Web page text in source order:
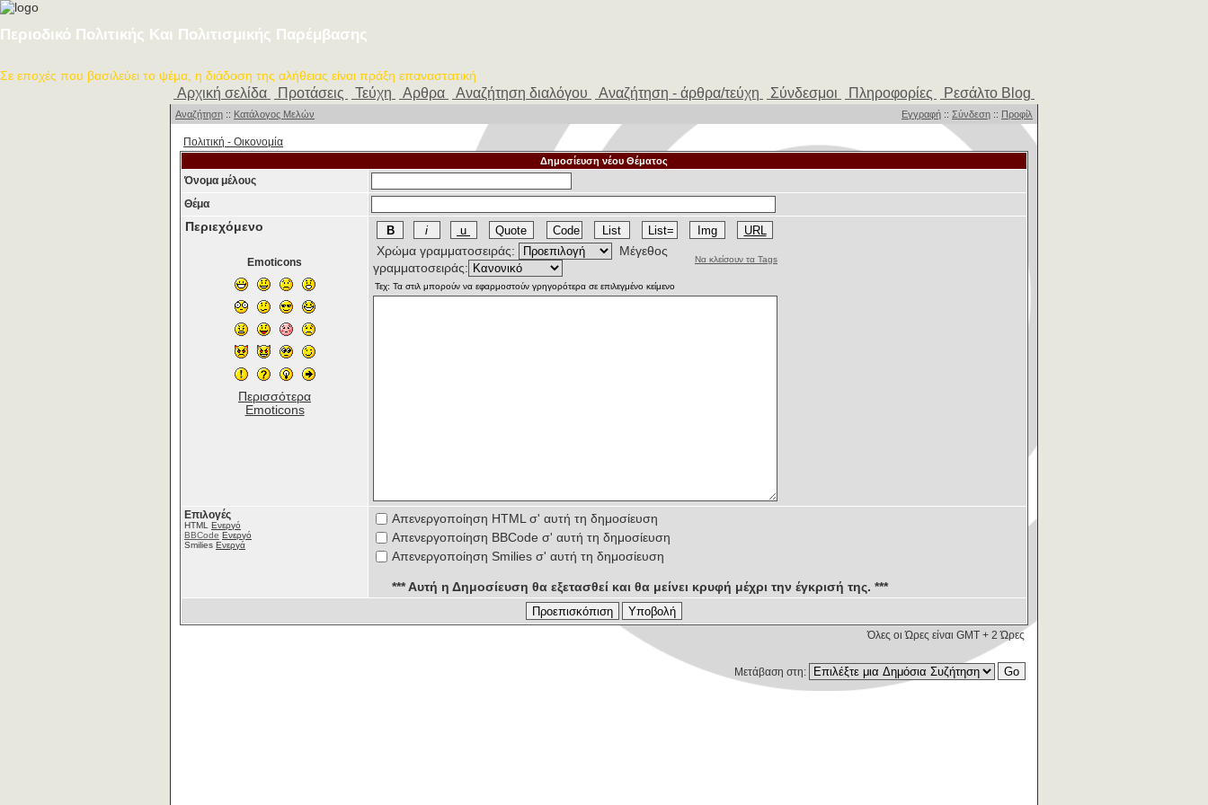
Περιοδικό Πολιτικής Και Πολιτισμικής Παρέμβασης
Σε εποχές που βασιλεύει το ψέμα, η διάδοση της αλήθειας είναι πράξη επαναστατική
Αρχική σελίδα Προτάσεις Τεύχη Αρθρα Αναζήτηση διαλόγου Αναζήτηση - άρθρα/τεύχη Σύνδεσμοι Πληροφορίες Ρεσάλτο Blog
Αναζήτηση :: Κατάλογος Μελών Εγγραφή :: Σύνδεση :: Προφίλ
Πολιτική - Oικονομία
Δημοσίευση νέου Θέματος
Όνομα μέλους
Θέμα
Περιεχόμενο
Emoticons
Περισσότερα
Emoticons
Χρώμα γραμματοσειράς:
Μέγεθος
γραμματοσειράς:
Να κλείσουν τα Tags
Επιλογές
HTML Ενεργό
BBCode Ενεργό
Smilies Ενεργά
Απενεργοποίηση HTML σ' αυτή τη δημοσίευση
Απενεργοποίηση BBCode σ' αυτή τη δημοσίευση
Απενεργοποίηση Smilies σ' αυτή τη δημοσίευση
*** Αυτή η Δημοσίευση θα εξετασθεί και θα μείνει κρυφή μέχρι την έγκρισή της. ***
Όλες οι Ώρες είναι GMT + 2 Ώρες
Μετάβαση στη: